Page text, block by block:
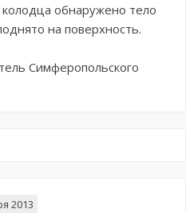
обнаружено тело
на поверхность.
Симферопольского
2013